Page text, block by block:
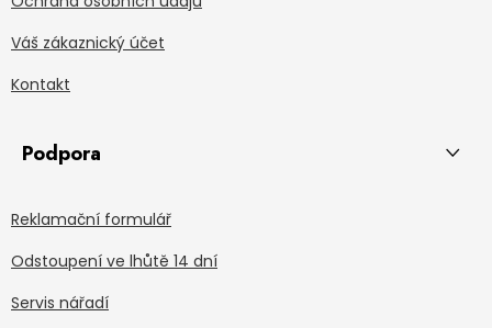
Váš zákaznický účet
Kontakt
Podpora
Reklamační formulář
Odstoupení ve lhůtě 14 dní
Servis nářadí